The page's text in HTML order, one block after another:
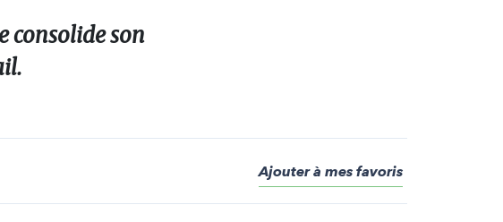
consolide son
Ajouter à mes favoris